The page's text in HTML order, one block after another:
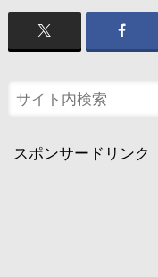
スポンサードリンク